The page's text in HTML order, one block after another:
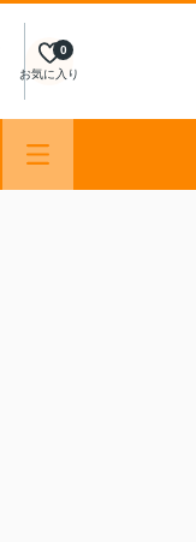
お気に入り
0